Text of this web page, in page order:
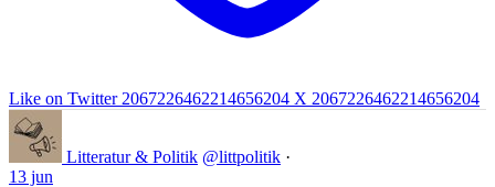
Like on Twitter 2067226462214656204 X 2067226462214656204
Litteratur & Politik @littpolitik ·
13 jun